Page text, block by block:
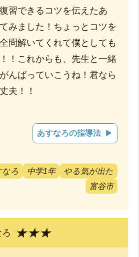
習できるコツを伝えたあ
みました！ちょっとコツを
問解いてくれて僕としても
！これからも、先生と一緒
んばっていこうね！君なら
夫！！
あすなろの指導法
ろ 中学1年
やる気が出た
富谷市
★★★